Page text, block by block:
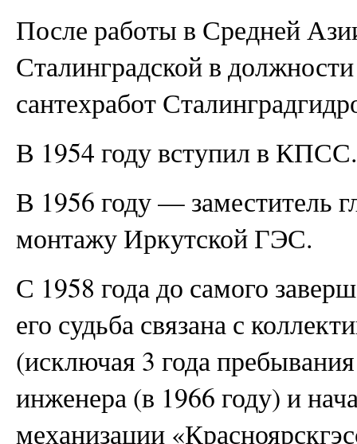
После работы в Средней
Сталинградской в
сантехработ
В 1954 году вступил в КПСС.
В 1956 году — заместитель
монтажу Иркутской ГЭС.
С 1958 года до самого
его судьба связана с
(исключая 3 года
инженера (в 1966 году) и
механизации